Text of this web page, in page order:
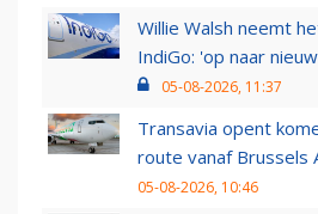
Willie Walsh neemt
IndiGo: 'op naar
05-08-2026, 11:37
Transavia opent
route vanaf Brussels
05-08-2026, 10:46